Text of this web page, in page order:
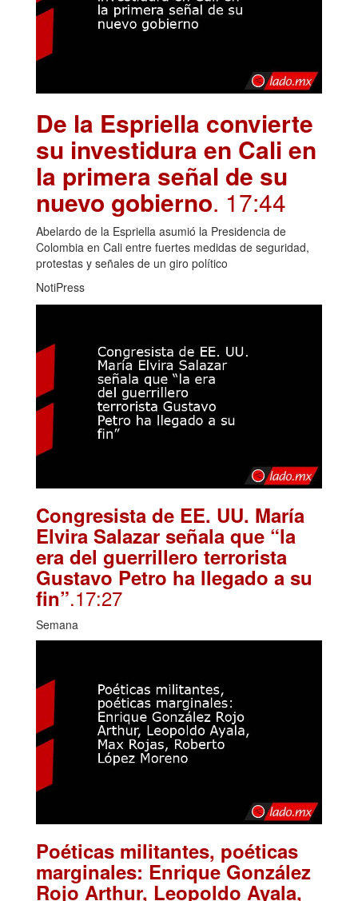
De la Espriella convierte
su investidura en Cali en
la primera señal de su
nuevo gobierno. 17:44
Abelardo de la Espriella asumió la Presidencia de
Colombia en Cali entre fuertes medidas de seguridad,
protestas y señales de un giro político
NotiPress
Congresista de EE. UU. María
Elvira Salazar señala que “la
era del guerrillero terrorista
Gustavo Petro ha llegado a su
fin”.17:27
Semana
Poéticas militantes, poéticas
marginales: Enrique González
Rojo Arthur, Leopoldo Ayala,